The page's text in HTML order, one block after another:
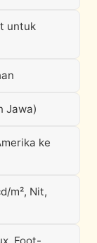
untuk
Jawa)
ke
m², Nit,